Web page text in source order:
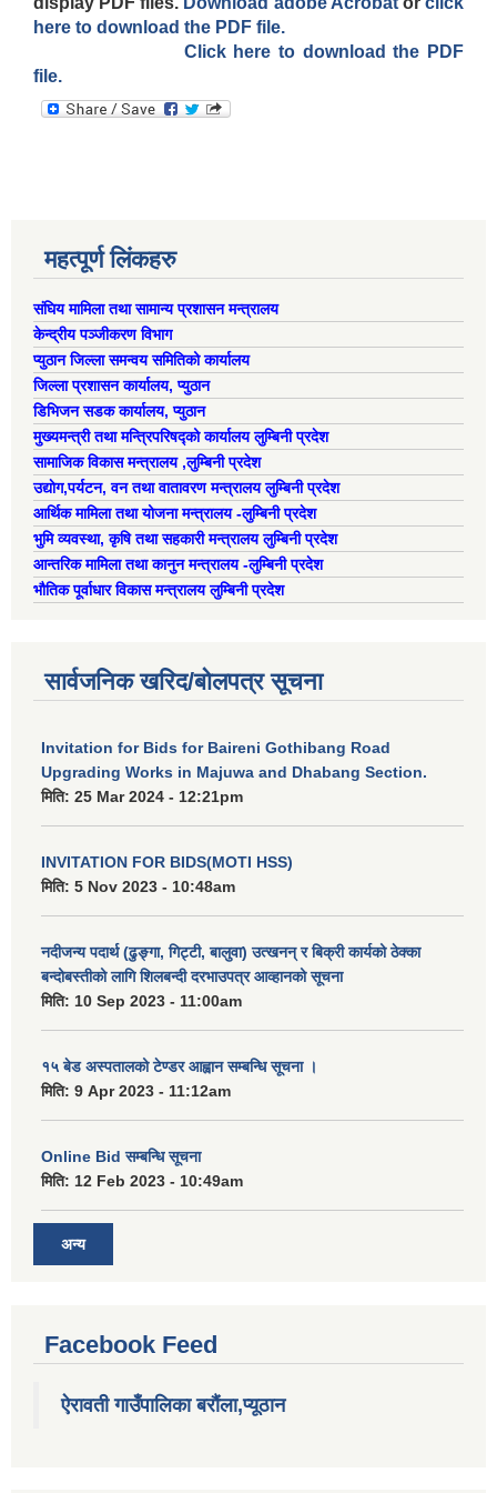
here to download the PDF file.
Click here to download the PDF
file.
महत्पूर्ण लिंकहरु
संघिय मामिला तथा सामान्य प्रशासन मन्त्रालय
केन्द्रीय पञ्जीकरण विभाग
प्युठान जिल्ला समन्वय समितिको कार्यालय
जिल्ला प्रशासन कार्यालय, प्युठान
डिभिजन सडक कार्यालय, प्युठान
मुख्यमन्त्री तथा मन्त्रिपरिषद्को कार्यालय लुम्बिनी प्रदेश
सामाजिक विकास मन्त्रालय ,लुम्बिनी प्रदेश
उद्याेग,पर्यटन, वन तथा वातावरण मन्त्रालय लुम्बिनी प्रदेश
आर्थिक मामिला तथा योजना मन्त्रालय -लुम्बिनी प्रदेश
भुमि व्यवस्था, कृषि तथा सहकारी मन्त्रालय लुम्बिनी प्रदेश
आन्तरिक मामिला तथा कानुन मन्त्रालय -लुम्बिनी प्रदेश
भौतिक पूर्वाधार विकास मन्त्रालय लुम्बिनी प्रदेश
सार्वजनिक खरिद/बोलपत्र सूचना
Invitation for Bids for Baireni Gothibang Road
Upgrading Works in Majuwa and Dhabang Section.
मिति: 25 Mar 2024 - 12:21pm
INVITATION FOR BIDS(MOTI HSS)
मिति: 5 Nov 2023 - 10:48am
नदीजन्य पदार्थ (ढुङ्गा, गिट्टी, बालुवा) उत्खनन् र बिक्री कार्यको ठेक्का
बन्दोबस्तीको लागि शिलबन्दी दरभाउपत्र आव्हानको सूचना
मिति: 10 Sep 2023 - 11:00am
१५ बेड अस्पतालको टेण्डर आह्वान सम्बन्धि सूचना ।
मिति: 9 Apr 2023 - 11:12am
Online Bid सम्बन्धि सूचना
मिति: 12 Feb 2023 - 10:49am
अन्य
Facebook Feed
ऐरावती गाउँपालिका बरौंला,प्यूठान